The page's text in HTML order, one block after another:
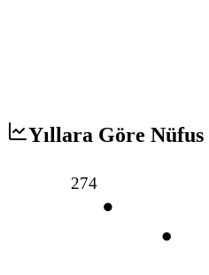
Yıllara Göre Nüfus
274